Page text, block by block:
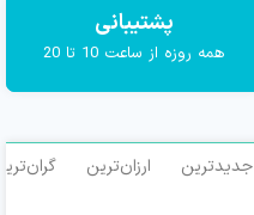
پشتیبانی
همه روزه از ساعت 10 تا 20
جدیدترین ارزان‌ترین